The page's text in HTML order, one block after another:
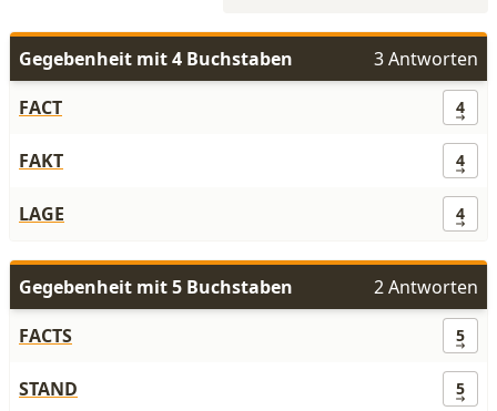
Gegebenheit mit 4 Buchstaben
3 Antworten
FACT
4
FAKT 4
LAGE 4
Gegebenheit mit 5 Buchstaben
2 Antworten
FACTS
5
STAND 5